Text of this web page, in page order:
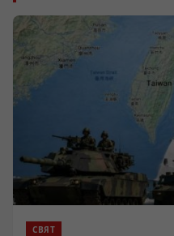
СВЯТ